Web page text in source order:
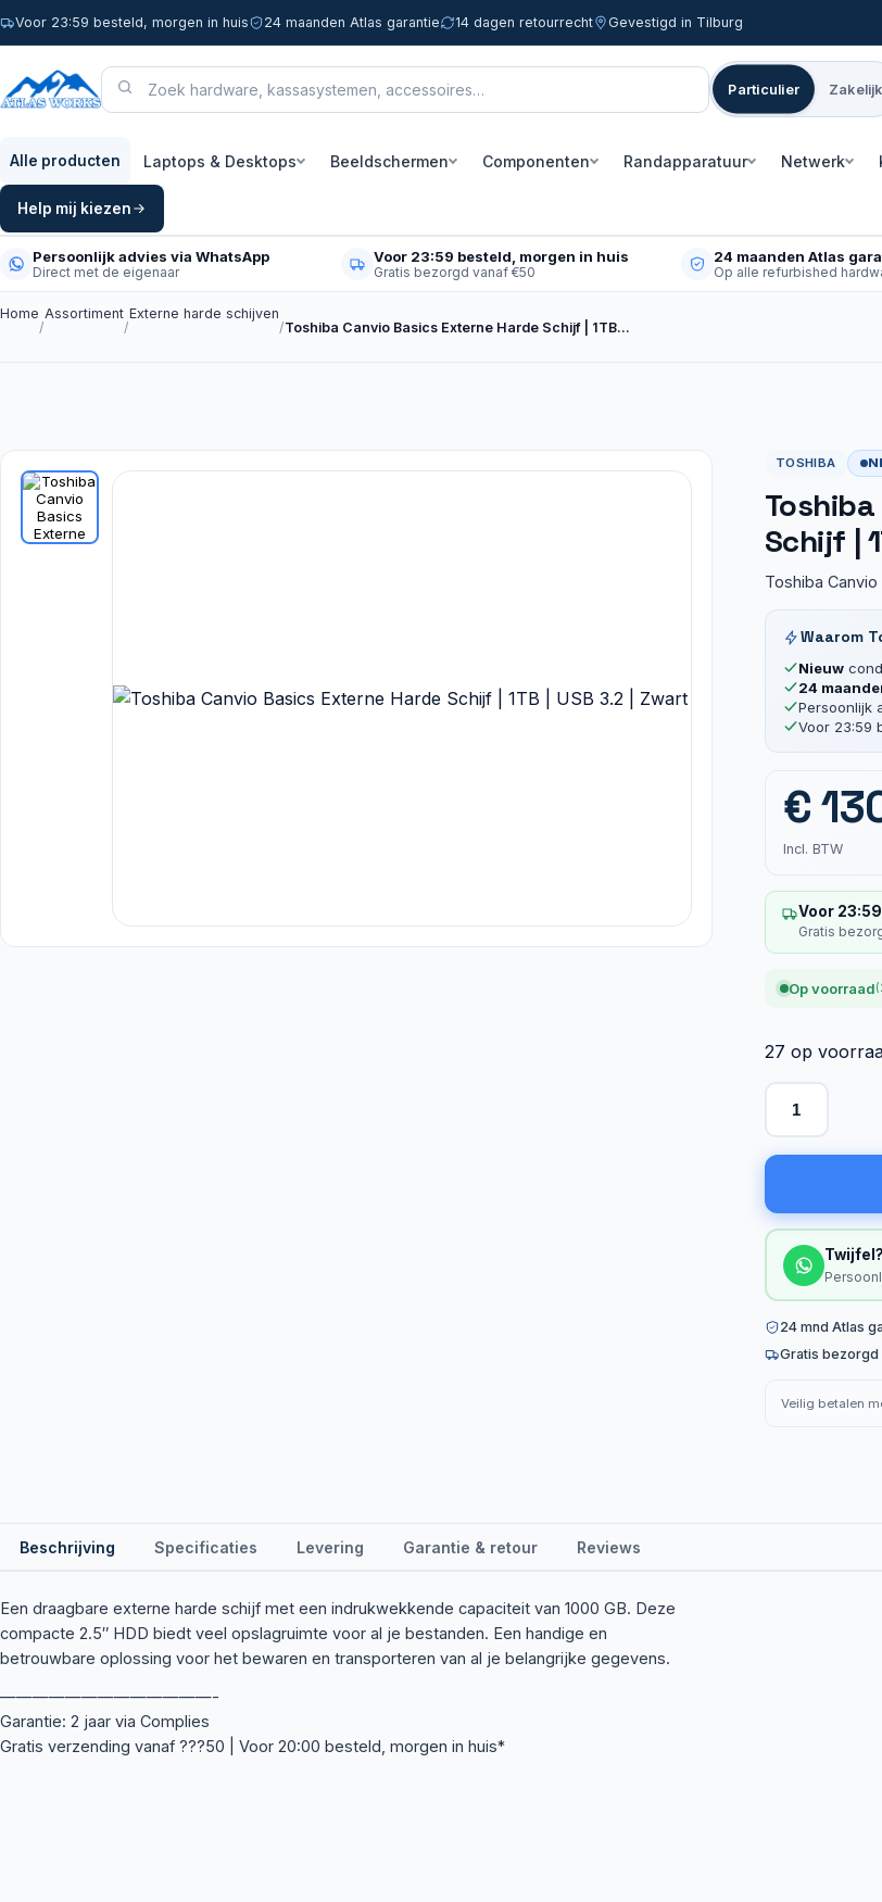
Voor 23:59 besteld, morgen in huis 24 maanden Atlas garantie 14 dagen retourrecht Gevestigd in Tilburg
Particulier Zakelijk
Alle producten Laptops & Desktops Beeldschermen Componenten Randapparatuur Netwerk
Help mij kiezen
Persoonlijk advies via WhatsApp
Direct met de eigenaar
Voor 23:59 besteld, morgen in huis
Gratis bezorgd vanaf €50
24 maanden Atlas
Op alle refurbished
Home
/
Assortiment
/
Externe harde schijven
/Toshiba Canvio Basics Externe Harde Schijf | 1TB…
TOSHIBA
Schijf |
Toshiba
Waarom
Nieuw
24
Persoonlijk
Voor 23:59
€
Incl. BTW
Voor
Gratis
Op voorraad
27 op
24 mnd Atlas
Gratis bezorgd
Veilig betalen
Beschrijving Specificaties Levering Garantie & retour Reviews
Een draagbare externe harde schijf met een indrukwekkende capaciteit van 1000 GB. Deze
compacte 2.5″ HDD biedt veel opslagruimte voor al je bestanden. Een handige en
betrouwbare oplossing voor het bewaren en transporteren van al je belangrijke gegevens.
—————————————-
Garantie: 2 jaar via Complies
Gratis verzending vanaf ???50 | Voor 20:00 besteld, morgen in huis*